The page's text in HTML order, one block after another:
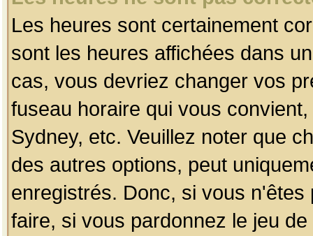
Les heures sont certainement
sont les heures affichées dans
cas, vous devriez changer vos
fuseau horaire qui vous
Sydney, etc. Veuillez noter que
des autres options, peut
enregistrés. Donc, si vous
faire, si vous pardonnez le jeu